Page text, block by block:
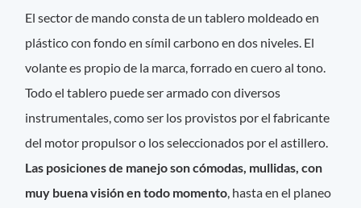
El sector de mando consta de un tablero moldeado en
plástico con fondo en símil carbono en dos niveles. El
volante es propio de la marca, forrado en cuero al tono.
Todo el tablero puede ser armado con diversos
instrumentales, como ser los provistos por el fabricante
del motor propulsor o los seleccionados por el astillero.
Las posiciones de manejo son cómodas, mullidas, con
muy buena visión en todo momento , hasta en el planeo